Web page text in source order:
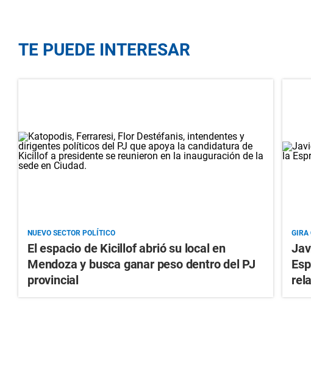
TE PUEDE INTERESAR
NUEVO SECTOR POLÍTICO
El espacio de Kicillof abrió su local en
Mendoza y busca ganar peso dentro del PJ
provincial
GIRA